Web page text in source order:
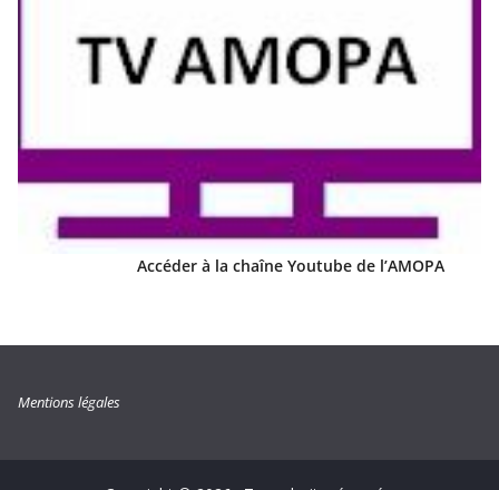
Accéder à la chaîne Youtube de l’AMOPA
Mentions légales